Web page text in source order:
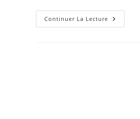
Continuer La Lecture